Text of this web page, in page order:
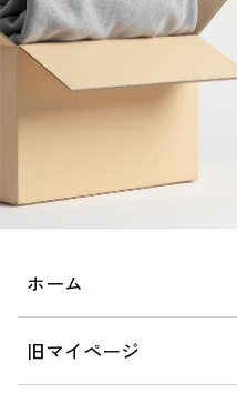
ホーム
旧マイページ